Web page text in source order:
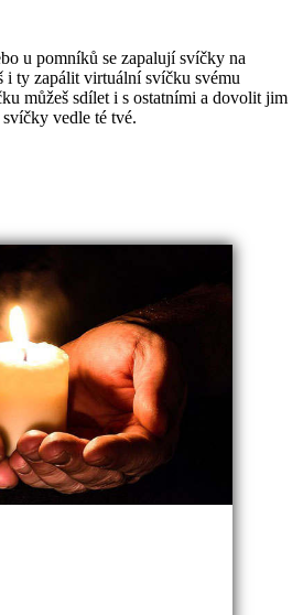
u pomníků se zapalují svíčky na
i ty zapálit virtuální svíčku svému
můžeš sdílet i s ostatními a dovolit jim
vedle té tvé.